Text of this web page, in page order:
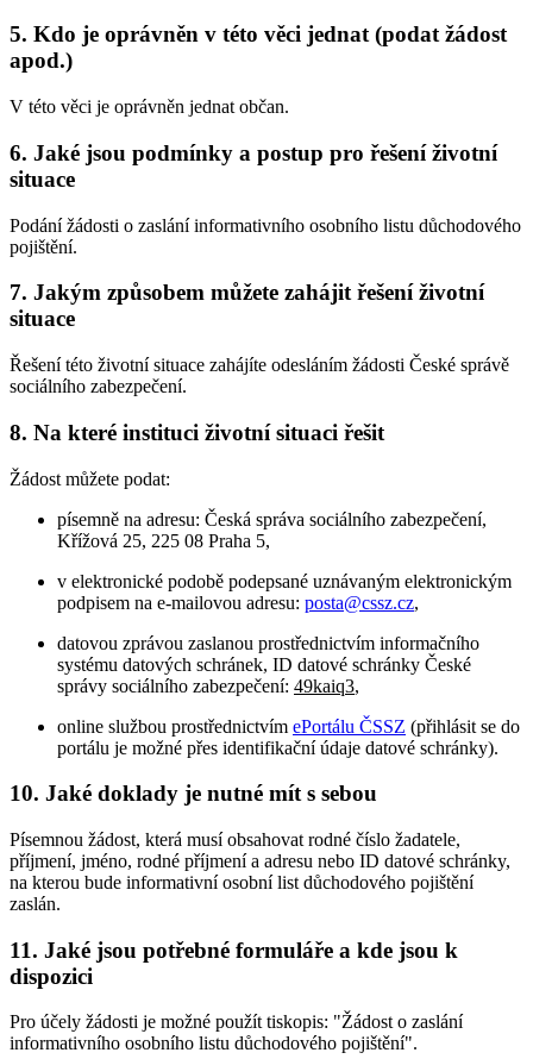
5. Kdo je oprávněn v této věci jednat (podat žádost
apod.)
V této věci je oprávněn jednat občan.
6. Jaké jsou podmínky a postup pro řešení životní
situace
Podání žádosti o zaslání informativního osobního listu důchodového
pojištění.
7. Jakým způsobem můžete zahájit řešení životní
situace
Řešení této životní situace zahájíte odesláním žádosti České správě
sociálního zabezpečení.
8. Na které instituci životní situaci řešit
Žádost můžete podat:
písemně na adresu: Česká správa sociálního zabezpečení,
Křížová 25, 225 08 Praha 5,
v elektronické podobě podepsané uznávaným elektronickým
podpisem na e-mailovou adresu: posta@cssz.cz,
datovou zprávou zaslanou prostřednictvím informačního
systému datových schránek, ID datové schránky České
správy sociálního zabezpečení: 49kaiq3,
online službou prostřednictvím ePortálu ČSSZ (přihlásit se do
portálu je možné přes identifikační údaje datové schránky).
10. Jaké doklady je nutné mít s sebou
Písemnou žádost, která musí obsahovat rodné číslo žadatele,
příjmení, jméno, rodné příjmení a adresu nebo ID datové schránky,
na kterou bude informativní osobní list důchodového pojištění
zaslán.
11. Jaké jsou potřebné formuláře a kde jsou k
dispozici
Pro účely žádosti je možné použít tiskopis: "Žádost o zaslání
informativního osobního listu důchodového pojištění".